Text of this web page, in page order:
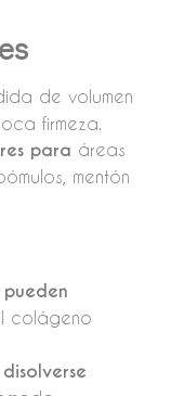
de volumen
firmeza.
para áreas
mentón
colágeno